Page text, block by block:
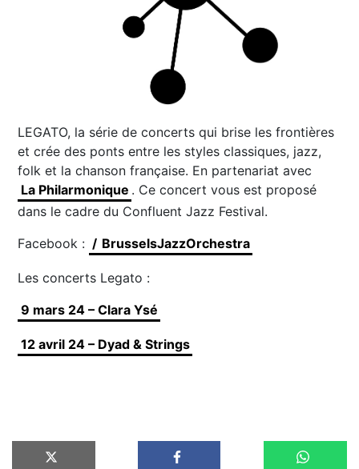
LEGATO, la série de concerts qui brise les frontières
et crée des ponts entre les styles classiques, jazz,
folk et la chanson française. En partenariat avec
La Philarmonique . Ce concert vous est proposé
dans le cadre du Confluent Jazz Festival.
Facebook : / BrusselsJazzOrchestra
Les concerts Legato :
9 mars 24 – Clara Ysé
12 avril 24 – Dyad & Strings